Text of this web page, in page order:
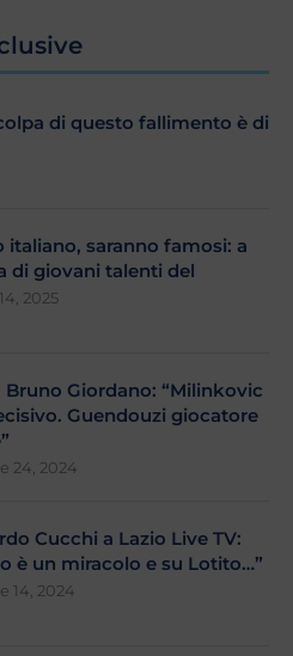
di questo fallimento è di
italiano, saranno famosi: a
di giovani talenti del
2025
Bruno Giordano: “Milinkovic
Guendouzi giocatore
24, 2024
Cucchi a Lazio Live TV:
è un miracolo e su Lotito…”
14, 2024